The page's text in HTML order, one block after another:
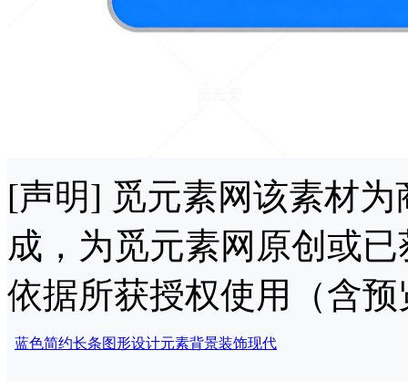
[声明] 觅元素网该素材
成，为觅元素网原创或
依据所获授权使用（含
蓝色简约长条图形设计元素背景装饰现代